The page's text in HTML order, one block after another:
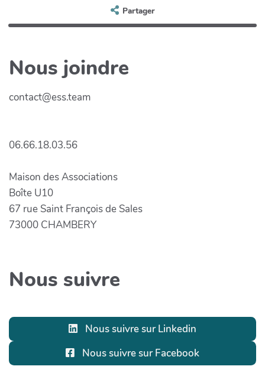
Partager
Nous joindre
contact@ess.team
06.66.18.03.56
Maison des Associations
Boîte U10
67 rue Saint François de Sales
73000 CHAMBERY
Nous suivre
Nous suivre sur Linkedin
Nous suivre sur Facebook